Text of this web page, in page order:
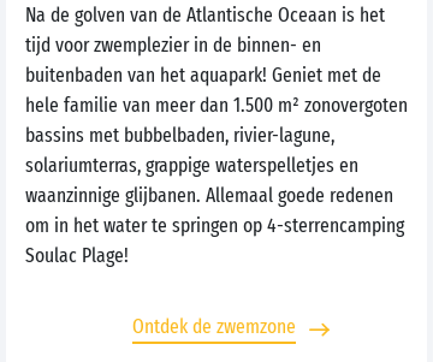
Na de golven van de Atlantische Oceaan is het
tijd voor zwemplezier in de binnen- en
buitenbaden van het aquapark! Geniet met de
hele familie van meer dan 1.500 m² zonovergoten
bassins met bubbelbaden, rivier-lagune,
solariumterras, grappige waterspelletjes en
waanzinnige glijbanen. Allemaal goede redenen
om in het water te springen op 4-sterrencamping
Soulac Plage!
Ontdek de zwemzone